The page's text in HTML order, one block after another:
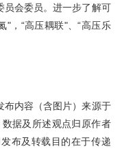
员会委员。进一步了解可
"，“高压耦联"、“高压乐
布内容（含图片）来源于
据及所述观点归原作者
布及转载目的在于传递